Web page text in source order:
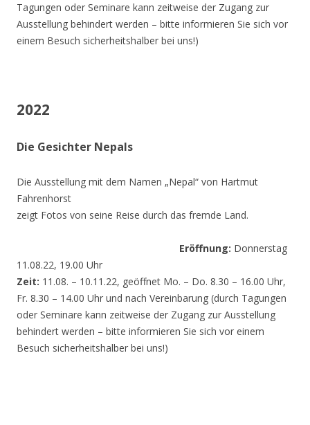
Tagungen oder Seminare kann zeitweise der Zugang zur
Ausstellung behindert werden – bitte informieren Sie sich vor
einem Besuch sicherheitshalber bei uns!)
2022
Die Gesichter Nepals
Die Ausstellung mit dem Namen „Nepal“ von Hartmut
Fahrenhorst
zeigt Fotos von seine Reise durch das fremde Land.
Eröffnung: Donnerstag
11.08.22, 19.00 Uhr
Zeit: 11.08. – 10.11.22, geöffnet Mo. – Do. 8.30 – 16.00 Uhr,
Fr. 8.30 – 14.00 Uhr und nach Vereinbarung (durch Tagungen
oder Seminare kann zeitweise der Zugang zur Ausstellung
behindert werden – bitte informieren Sie sich vor einem
Besuch sicherheitshalber bei uns!)